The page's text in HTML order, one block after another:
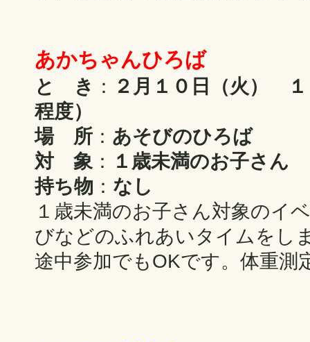
あかちゃんひろば
と き ：
２月１０日（火）
程度）
場 所 ： あそびのひろば
対 象 ：
１歳未満のお子さん
持ち物 ： なし
１歳未満のお子さん対象のイ
びなどのふれあいタイムをし
途中参加でもOKです。体重測